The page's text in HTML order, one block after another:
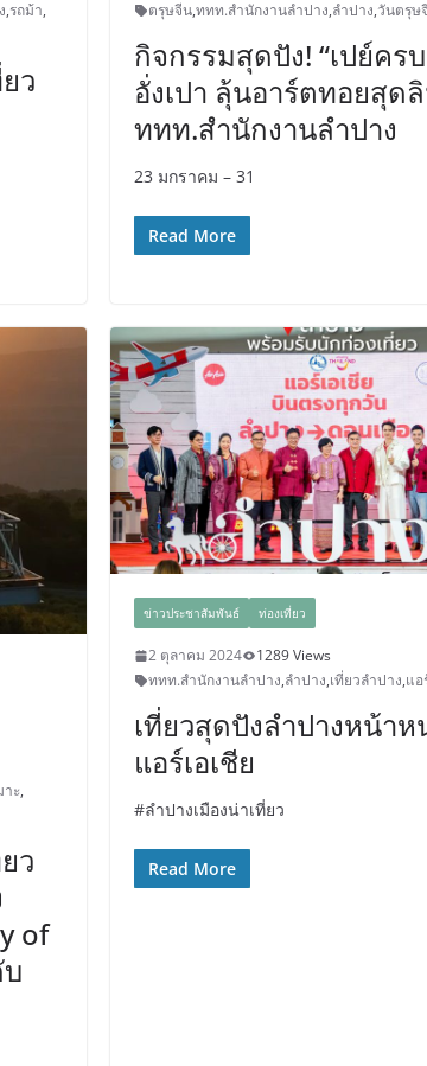
,รถม้า,
ว
ตรุษจีน,ททท.สำนักงานลำปาง,ลำปาง,วันตรุษ
กิจกรรมสุดปัง! “เปย์คร
อั่งเปา ลุ้นอาร์ตทอยสุด
ททท.สำนักงานลำปาง
23 มกราคม – 31
Read More
าะ,
ว
of
ข่าวประชาสัมพันธ์ ท่องเที่ยว
2 ตุลาคม 2024
1289 Views
ททท.สำนักงานลำปาง,ลำปาง,เที่ยวลำปาง,แอ
เที่ยวสุดปังลำปางหน้าห
แอร์เอเชีย
#ลำปางเมืองน่าเที่ยว
Read More